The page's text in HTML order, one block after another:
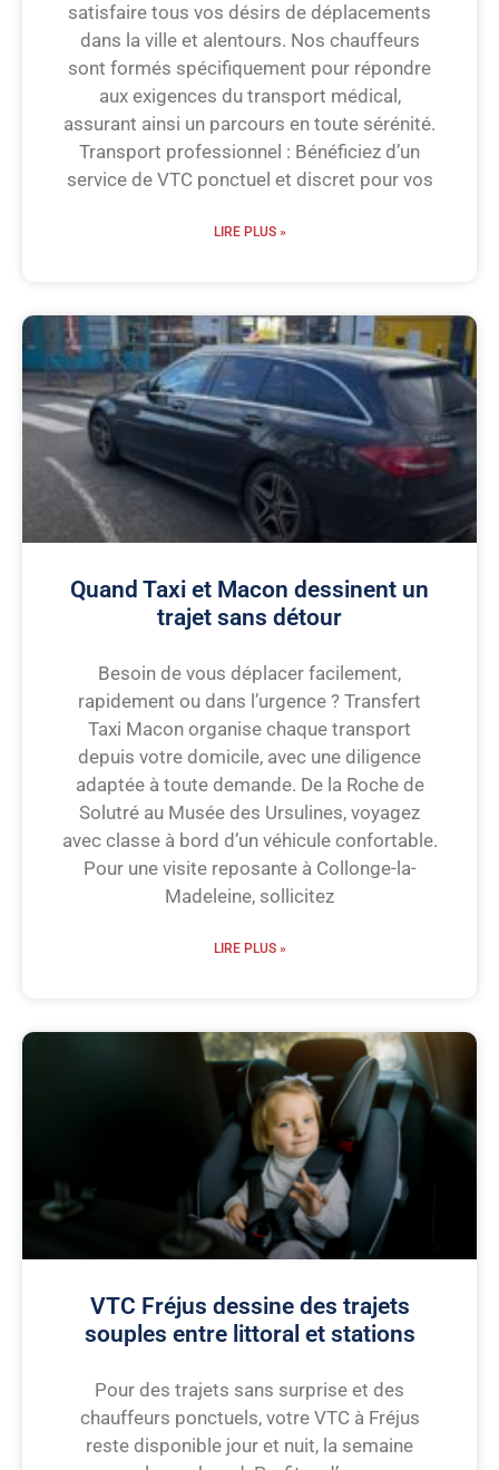
satisfaire tous vos désirs de déplacements
dans la ville et alentours. Nos chauffeurs
sont formés spécifiquement pour répondre
aux exigences du transport médical,
assurant ainsi un parcours en toute sérénité.
Transport professionnel : Bénéficiez d’un
service de VTC ponctuel et discret pour vos
LIRE PLUS »
Quand Taxi et Macon dessinent un
trajet sans détour
Besoin de vous déplacer facilement,
rapidement ou dans l’urgence ? Transfert
Taxi Macon organise chaque transport
depuis votre domicile, avec une diligence
adaptée à toute demande. De la Roche de
Solutré au Musée des Ursulines, voyagez
avec classe à bord d’un véhicule confortable.
Pour une visite reposante à Collonge-la-
Madeleine, sollicitez
LIRE PLUS »
VTC Fréjus dessine des trajets
souples entre littoral et stations
Pour des trajets sans surprise et des
chauffeurs ponctuels, votre VTC à Fréjus
reste disponible jour et nuit, la semaine